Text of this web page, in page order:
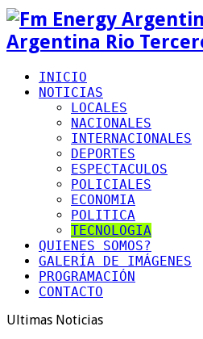
Argentina Rio
INICIO
NOTICIAS
LOCALES
NACIONALES
INTERNACIONALES
DEPORTES
ESPECTACULOS
POLICIALES
ECONOMIA
POLITICA
TECNOLOGIA
QUIENES SOMOS?
GALERÍA DE IMÁGENES
PROGRAMACIÓN
CONTACTO
Ultimas Noticias